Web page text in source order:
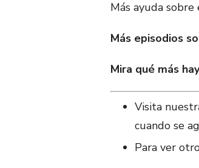
Más ayuda
Más episodios
Mira qué más
Visita
cuando se
Para ver